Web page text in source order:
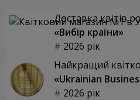
Доставка квітів
«Вибір країни»
2026 рік
Найкращий
«Ukrainian
2026 рік